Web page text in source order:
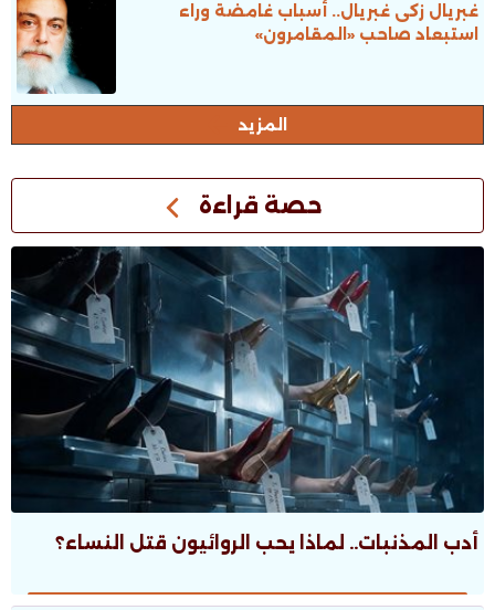
غبريال زكى غبريال.. أسباب غامضة وراء
استبعاد صاحب «المقامرون»
المزيد
حصة قراءة
أدب المذنبات.. لماذا يحب الروائيون قتل النساء؟